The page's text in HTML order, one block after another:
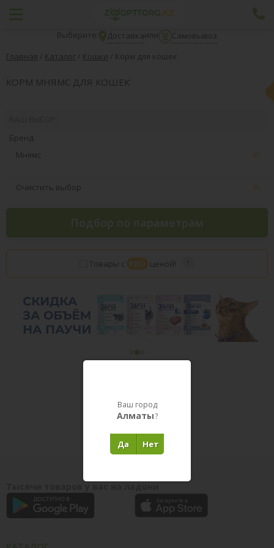
Выберите: Доставкаили
Самовывоз
Главная / Каталог / Кошки / Корм для кошек
КОРМ МНЯМС ДЛЯ КОШЕК
Бренд
Мнямс
Очистить выбор
Подбор по параметрам
Товары с PRO ценой!
Товары в пути
Ваш город
Алматы?
Нет
Да